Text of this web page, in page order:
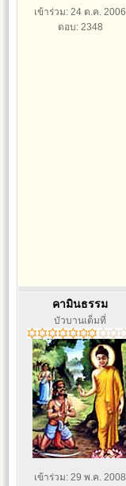
เข้าร่วม: 24 ต.ค. 2006
ตอบ: 2348
คามินธรรม
บัวบานเต็มที่
เข้าร่วม: 29 พ.ค. 2008